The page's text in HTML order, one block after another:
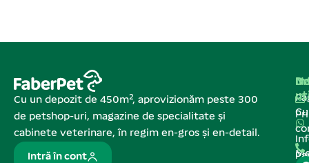
Cu un depozit de 450m², aprovizionăm peste 300
de petshop-uri, magazine de specialitate și
cabinete veterinare, în regim en-gros și en-detail.
Intră în cont